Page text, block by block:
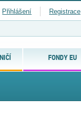
FONDY EU
Přihlášení Registrace